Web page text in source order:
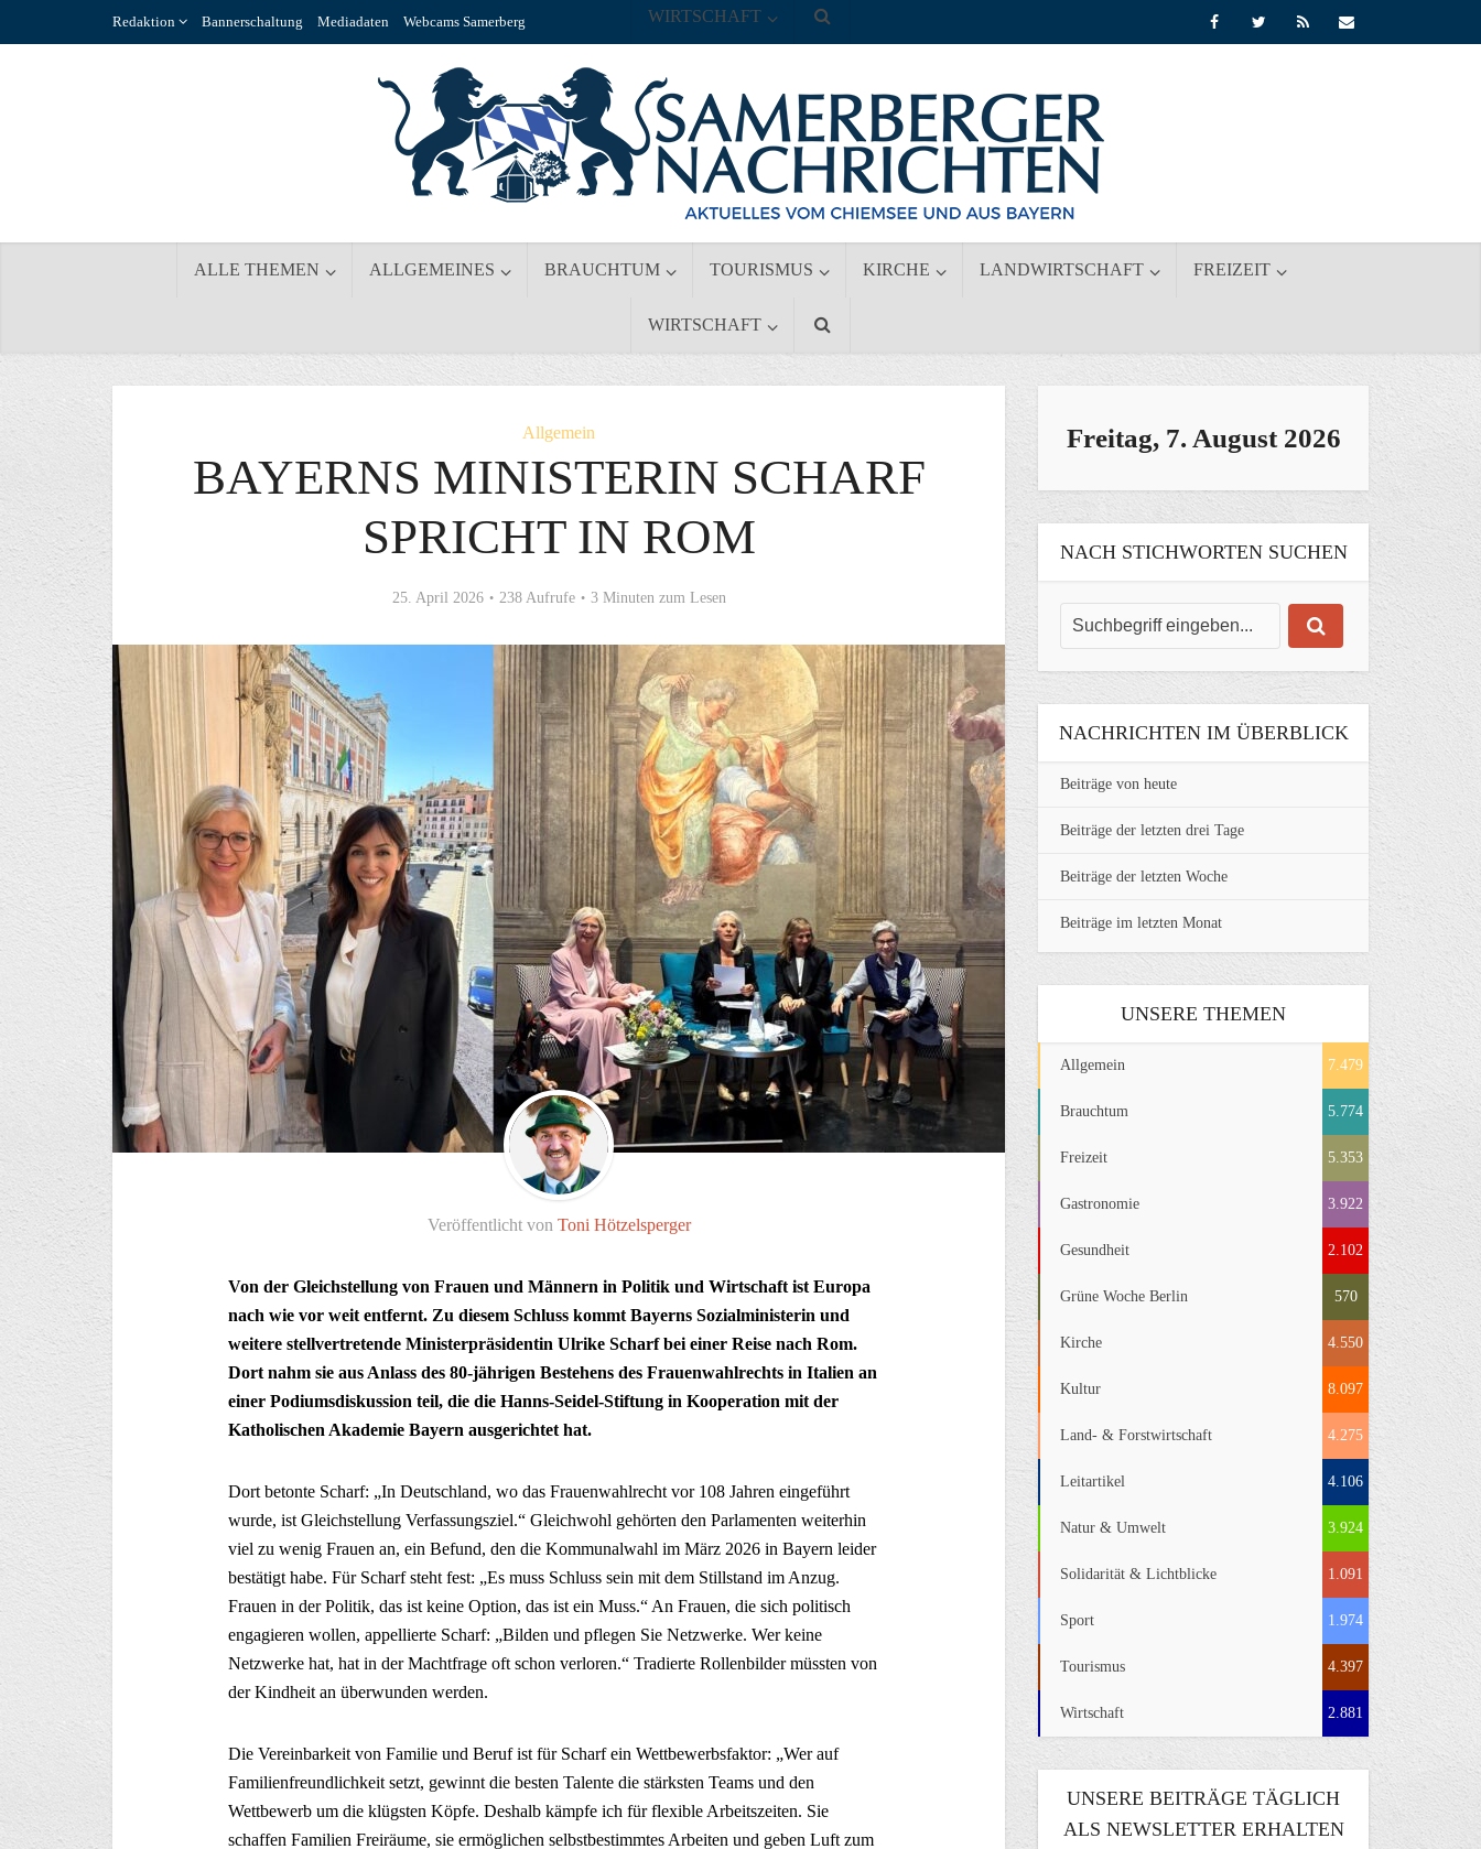
Redaktion Bannerschaltung Mediadaten Webcams Samerberg
ALLE THEMEN ALLGEMEINES BRAUCHTUM TOURISMUS KIRCHE LANDWIRTSCHAFT FREIZEIT
WIRTSCHAFT
WIRTSCHAFT
Allgemein
BAYERNS MINISTERIN SCHARF
SPRICHT IN ROM
25. April 2026 238 Aufrufe 3 Minuten zum Lesen
Veröffentlicht von Toni Hötzelsperger
Von der Gleichstellung von Frauen und Männern in Politik und Wirtschaft ist Europa
nach wie vor weit entfernt. Zu diesem Schluss kommt Bayerns Sozialministerin und
weitere stellvertretende Ministerpräsidentin Ulrike Scharf bei einer Reise nach Rom.
Dort nahm sie aus Anlass des 80-jährigen Bestehens des Frauenwahlrechts in Italien an
einer Podiumsdiskussion teil, die die Hanns-Seidel-Stiftung in Kooperation mit der
Katholischen Akademie Bayern ausgerichtet hat.
Dort betonte Scharf: „In Deutschland, wo das Frauenwahlrecht vor 108 Jahren eingeführt
wurde, ist Gleichstellung Verfassungsziel.“ Gleichwohl gehörten den Parlamenten weiterhin
viel zu wenig Frauen an, ein Befund, den die Kommunalwahl im März 2026 in Bayern leider
bestätigt habe. Für Scharf steht fest: „Es muss Schluss sein mit dem Stillstand im Anzug.
Frauen in der Politik, das ist keine Option, das ist ein Muss.“ An Frauen, die sich politisch
engagieren wollen, appellierte Scharf: „Bilden und pflegen Sie Netzwerke. Wer keine
Netzwerke hat, hat in der Machtfrage oft schon verloren.“ Tradierte Rollenbilder müssten von
der Kindheit an überwunden werden.
Die Vereinbarkeit von Familie und Beruf ist für Scharf ein Wettbewerbsfaktor: „Wer auf
Familienfreundlichkeit setzt, gewinnt die besten Talente die stärksten Teams und den
Wettbewerb um die klügsten Köpfe. Deshalb kämpfe ich für flexible Arbeitszeiten. Sie
schaffen Familien Freiräume, sie ermöglichen selbstbestimmtes Arbeiten und geben Luft zum
Freitag, 7. August 2026
NACH STICHWORTEN SUCHEN
NACHRICHTEN IM ÜBERBLICK
Beiträge von heute
Beiträge der letzten drei Tage
Beiträge der letzten Woche
Beiträge im letzten Monat
UNSERE THEMEN
Allgemein 7.479
Brauchtum 5.774
Freizeit 5.353
Gastronomie 3.922
Gesundheit 2.102
Grüne Woche Berlin 570
Kirche 4.550
Kultur 8.097
Land- & Forstwirtschaft 4.275
Leitartikel 4.106
Natur & Umwelt 3.924
Solidarität & Lichtblicke 1.091
Sport 1.974
Tourismus 4.397
Wirtschaft 2.881
UNSERE BEITRÄGE TÄGLICH
ALS NEWSLETTER ERHALTEN